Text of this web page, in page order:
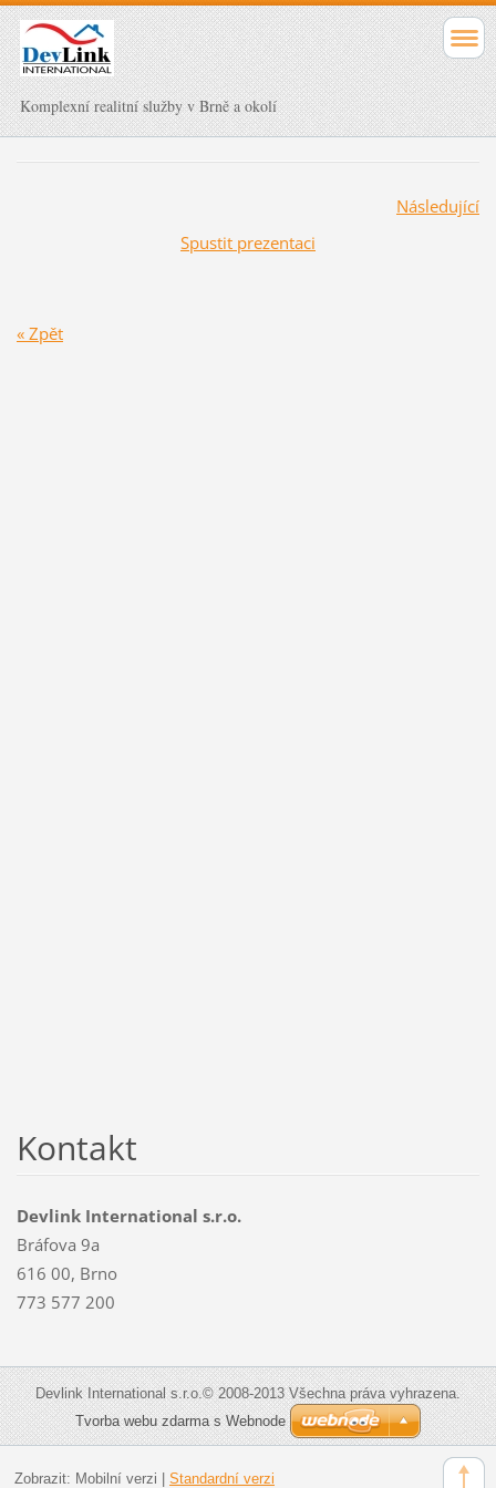
Komplexní realitní služby v Brně a okolí
Následující
Spustit prezentaci
« Zpět
Kontakt
Devlink International s.r.o.
Bráfova 9a
616 00, Brno
773 577 200
Devlink International s.r.o.© 2008-2013 Všechna práva vyhrazena.
Tvorba webu zdarma s Webnode
Zobrazit: Mobilní verzi Standardní verzi